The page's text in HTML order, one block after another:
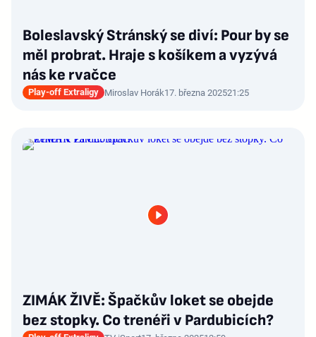
Boleslavský Stránský se diví: Pour by se
měl probrat. Hraje s košíkem a vyzývá
nás ke rvačce
Play-off Extraligy Miroslav Horák17. března 202521:25
ZIMÁK ŽIVĚ: Špačkův loket se obejde
bez stopky. Co trenéři v Pardubicích?